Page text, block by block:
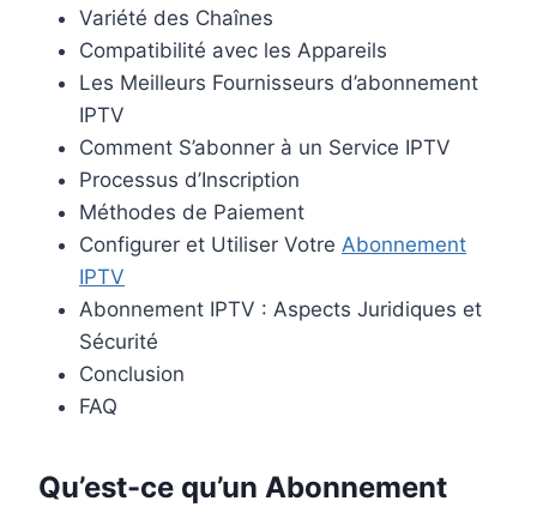
Variété des Chaînes
Compatibilité avec les Appareils
Les Meilleurs Fournisseurs d’abonnement
IPTV
Comment S’abonner à un Service IPTV
Processus d’Inscription
Méthodes de Paiement
Configurer et Utiliser Votre Abonnement
IPTV
Abonnement IPTV : Aspects Juridiques et
Sécurité
Conclusion
FAQ
Qu’est-ce qu’un Abonnement